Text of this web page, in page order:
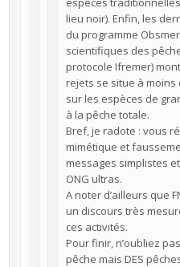
lieu noir). Enfin, les
du programme
scientifiques des
protocole Ifremer)
rejets se situe à moins
sur les espèces de
à la pêche totale.
Bref, je radote : vous
mimétique et
messages simplistes
ONG ultras.
A noter d’ailleurs que
un discours très
ces activités.
Pour finir, n’oubliez
pêche mais DES